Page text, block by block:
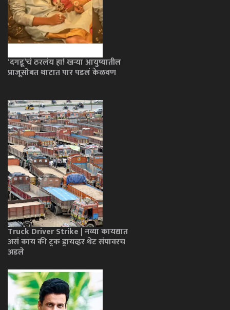
‘दगडू’चं ठरलंय हा! खऱ्या आयुष्यातील
प्राजूसोबत थाटात पार पडलं केळवण
Truck Driver Strike | नव्या कायद्यात
असं काय की ट्रक ड्रायव्हर थेट संपावरच
अडले